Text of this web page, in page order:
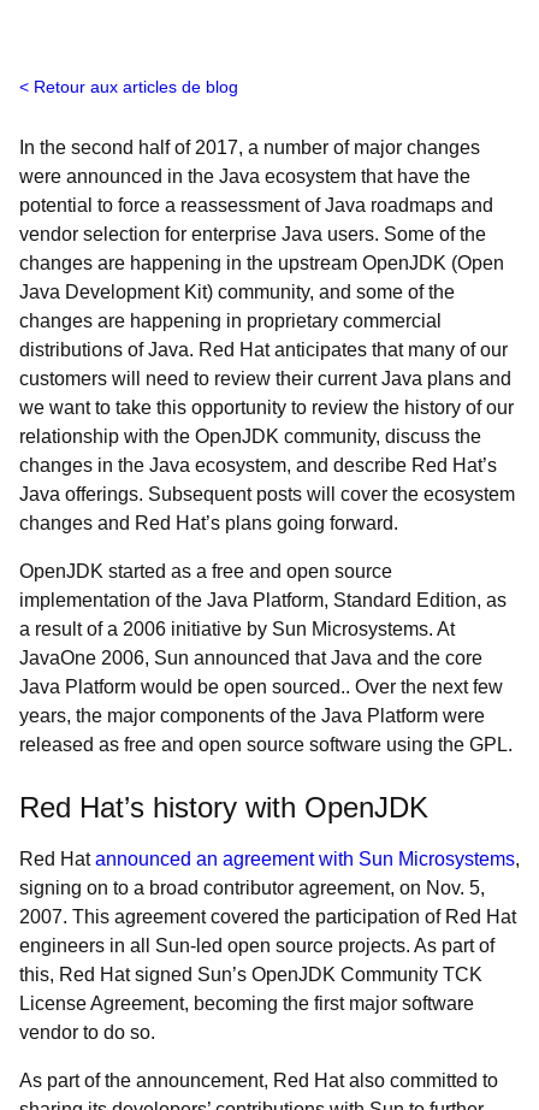
Retour aux articles de blog
In the second half of 2017, a number of major changes
were announced in the Java ecosystem that have the
potential to force a reassessment of Java roadmaps and
vendor selection for enterprise Java users. Some of the
changes are happening in the upstream OpenJDK (Open
Java Development Kit) community, and some of the
changes are happening in proprietary commercial
distributions of Java. Red Hat anticipates that many of our
customers will need to review their current Java plans and
we want to take this opportunity to review the history of our
relationship with the OpenJDK community, discuss the
changes in the Java ecosystem, and describe Red Hat’s
Java offerings. Subsequent posts will cover the ecosystem
changes and Red Hat’s plans going forward.
OpenJDK started as a free and open source
implementation of the Java Platform, Standard Edition, as
a result of a 2006 initiative by Sun Microsystems. At
JavaOne 2006, Sun announced that Java and the core
Java Platform would be open sourced.. Over the next few
years, the major components of the Java Platform were
released as free and open source software using the GPL.
Red Hat’s history with OpenJDK
Red Hatannounced an agreement with Sun Microsystems,
signing on to a broad contributor agreement, on Nov. 5,
2007. This agreement covered the participation of Red Hat
engineers in all Sun-led open source projects. As part of
this, Red Hat signed Sun’s OpenJDK Community TCK
License Agreement, becoming the first major software
vendor to do so.
As part of the announcement, Red Hat also committed to